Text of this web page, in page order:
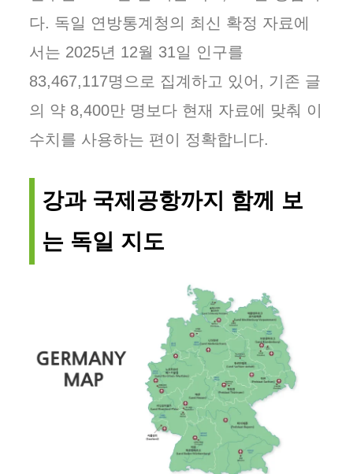
다. 독일 연방통계청의 최신 확정 자료에
서는 2025년 12월 31일 인구를
83,467,117명으로 집계하고 있어, 기존 글
의 약 8,400만 명보다 현재 자료에 맞춰 이
수치를 사용하는 편이 정확합니다.
강과 국제공항까지 함께 보
는 독일 지도